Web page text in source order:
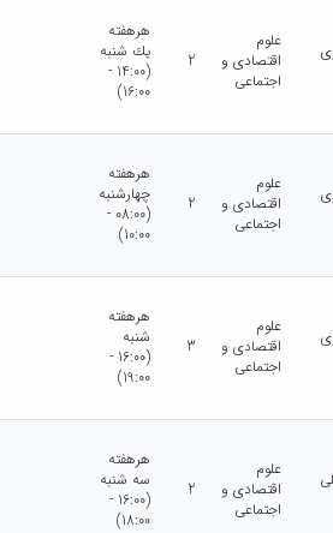
علوم
اقتصادی و
اجتماعی
2
هرهفته
يك شنبه
(14:00 -
16:00)
علوم
اقتصادی و
اجتماعی
2
هرهفته
چهارشنبه
(08:00 -
10:00)
علوم
اقتصادی و
اجتماعی
3
هرهفته
شنبه
(16:00 -
19:00)
علوم
اقتصادی و
اجتماعی
2
هرهفته
سه شنبه
(16:00 -
18:00)